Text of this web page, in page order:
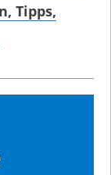
Tipps,